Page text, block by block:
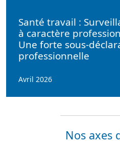
Santé travail :
à caractère
Une forte sous-
professionnelle
Avril 2026
Nos axes